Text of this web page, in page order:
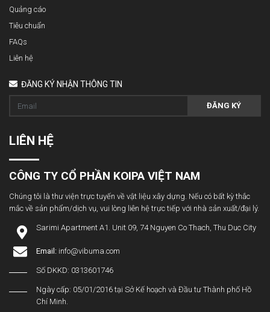
Quảng cáo
Tiêu chuẩn
FAQs
Liên hệ
ĐĂNG KÝ NHẬN THÔNG TIN
ĐĂNG KÝ
LIÊN HỆ
CÔNG TY CỔ PHẦN KOIPA VIỆT NAM
Chúng tôi là thư viện trực tuyến về vật liệu xây dựng. Nếu có bất kỳ thắc
mắc về sản phẩm/dịch vụ, vui lòng liên hệ trực tiếp với nhà sản xuất/đại lý.
Sarimi Apartment A1. Unit 09, 74 Nguyen Co Thach, Thu Duc City
Email: info@vibuma.com
Số DKKD: 0313601746
Ngày cấp: 05/01/2016 tại Sở Kế hoạch và Đầu tư Thành phố Hồ
Chí Minh.